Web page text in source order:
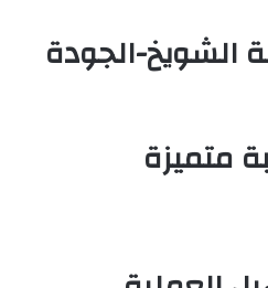
الشويخ-الجودة
متميزة